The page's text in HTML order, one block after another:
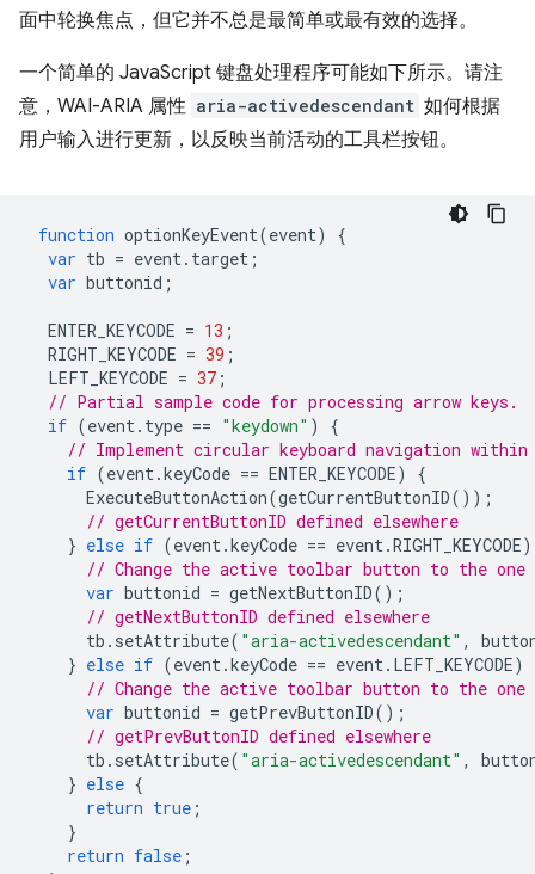
面中轮换焦点，但它并不总是最简单或最有效的选择。
一个简单的 JavaScript 键盘处理程序可能如下所示。请注
意，WAI-ARIA 属性 aria-activedescendant 如何根据
用户输入进行更新，以反映当前活动的工具栏按钮。
function optionKeyEvent(event)
{
var tb = event . target ;
var buttonid ;
ENTER_KEYCODE = 13 ;
RIGHT_KEYCODE = 39 ;
LEFT_KEYCODE = 37 ;
// Partial sample code for processing arrow keys.
if (event . type == "keydown" )
{
// Implement circular keyboard navigation
if (event .keyCode == ENTER_KEYCODE)
{
ExecuteButtonAction(getCurrentButtonID());
// getCurrentButtonID defined elsewhere
} else if (event .keyCode == event .RIGHT_KEYCODE)
// Change the active toolbar button to the
var buttonid = getNextButtonID();
// getNextButtonID defined elsewhere
tb . setAttribute( "aria-activedescendant" ,
} else if (event .keyCode == event . LEFT_KEYCODE)
// Change the active toolbar button to the
var buttonid = getPrevButtonID();
// getPrevButtonID defined elsewhere
tb . setAttribute( "aria-activedescendant" ,
} else {
return true ;
}
return false ;